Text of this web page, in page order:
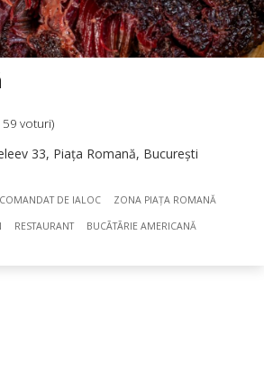
59 voturi)
33, Piața Romană, București
DE IALOC ZONA PIAȚA ROMANĂ
RESTAURANT BUCÃTÃRIE AMERICANĂ